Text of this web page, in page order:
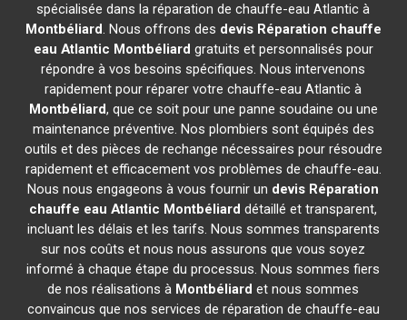
spécialisée dans la réparation de chauffe-eau Atlantic à
Montbéliard. Nous offrons des devis Réparation chauffe
eau Atlantic Montbéliard gratuits et personnalisés pour
répondre à vos besoins spécifiques. Nous intervenons
rapidement pour réparer votre chauffe-eau Atlantic à
Montbéliard, que ce soit pour une panne soudaine ou une
maintenance préventive. Nos plombiers sont équipés des
outils et des pièces de rechange nécessaires pour résoudre
rapidement et efficacement vos problèmes de chauffe-eau.
Nous nous engageons à vous fournir un devis Réparation
chauffe eau Atlantic Montbéliard détaillé et transparent,
incluant les délais et les tarifs. Nous sommes transparents
sur nos coûts et nous nous assurons que vous soyez
informé à chaque étape du processus. Nous sommes fiers
de nos réalisations à Montbéliard et nous sommes
convaincus que nos services de réparation de chauffe-eau